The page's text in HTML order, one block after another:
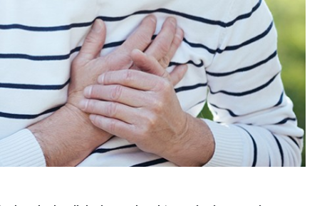
Miedziana
bransoletka...
CZĄBER 20G